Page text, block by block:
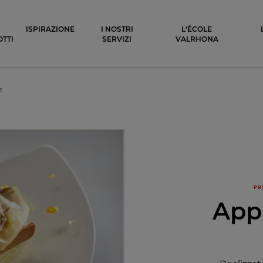
ISPIRAZIONE
I NOSTRI
SERVIZI
L'ÉCOLE
VALRHONA